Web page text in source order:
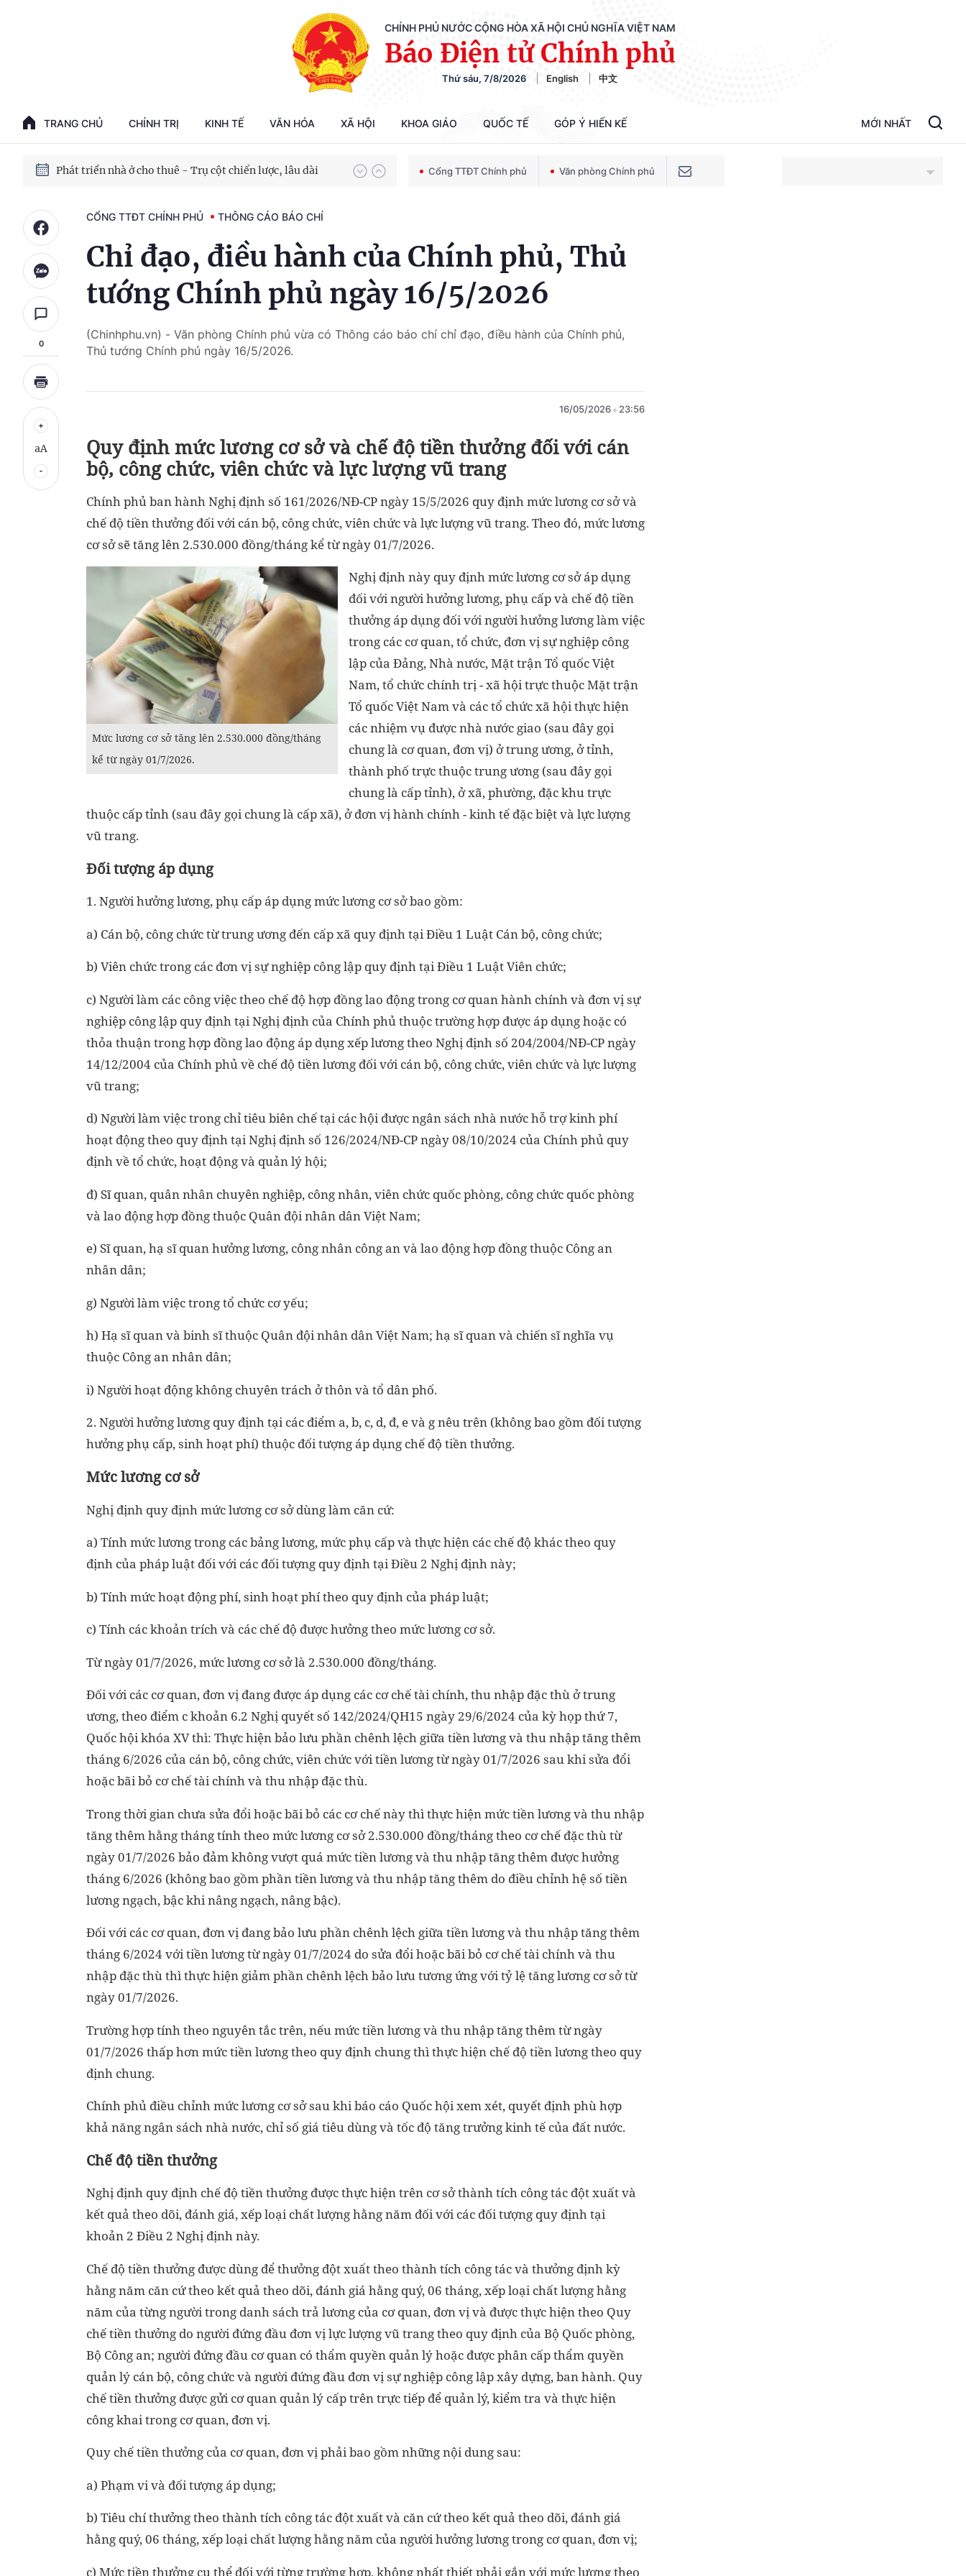
CHÍNH PHỦ NƯỚC CỘNG HÒA XÃ HỘI CHỦ NGHĨA VIỆT NAM
Báo Điện tử Chính phủ
Thứ sáu, 7/8/2026 English 中文
TRANG CHỦ CHÍNH TRỊ KINH TẾ VĂN HÓA XÃ HỘI KHOA GIÁO QUỐC TẾ GÓP Ý HIẾN KẾ MỚI NHẤT
Phát triển kinh tế nhà nước trong kỷ nguyên mới
Chiến dịch 500 ngày đêm tìm kiếm, quy tập và xác định danh tính hài cốt liệt sĩ
Bảo vệ nền tảng tư tưởng của Đảng trong kỷ nguyên phát triển mới
Phát triển nhà ở cho thuê - Trụ cột chiến lược, lâu dài Cổng TTĐT Chính phủ Văn phòng Chính phủ
0
aA
CỔNG TTĐT CHÍNH PHỦ THÔNG CÁO BÁO CHÍ
Chỉ đạo, điều hành của Chính phủ, Thủ
tướng Chính phủ ngày 16/5/2026
(Chinhphu.vn) - Văn phòng Chính phủ vừa có Thông cáo báo chí chỉ đạo, điều hành của Chính phủ,
Thủ tướng Chính phủ ngày 16/5/2026.
16/05/2026 23:56
Quy định mức lương cơ sở và chế độ tiền thưởng đối với cán
bộ, công chức, viên chức và lực lượng vũ trang
Chính phủ ban hành Nghị định số 161/2026/NĐ-CP ngày 15/5/2026 quy định mức lương cơ sở và
chế độ tiền thưởng đối với cán bộ, công chức, viên chức và lực lượng vũ trang. Theo đó, mức lương
cơ sở sẽ tăng lên 2.530.000 đồng/tháng kể từ ngày 01/7/2026.
Mức lương cơ sở tăng lên 2.530.000 đồng/tháng
kể từ ngày 01/7/2026.
Nghị định này quy định mức lương cơ sở áp dụng
đối với người hưởng lương, phụ cấp và chế độ tiền
thưởng áp dụng đối với người hưởng lương làm việc
trong các cơ quan, tổ chức, đơn vị sự nghiệp công
lập của Đảng, Nhà nước, Mặt trận Tổ quốc Việt
Nam, tổ chức chính trị - xã hội trực thuộc Mặt trận
Tổ quốc Việt Nam và các tổ chức xã hội thực hiện
các nhiệm vụ được nhà nước giao (sau đây gọi
chung là cơ quan, đơn vị) ở trung ương, ở tỉnh,
thành phố trực thuộc trung ương (sau đây gọi
chung là cấp tỉnh), ở xã, phường, đặc khu trực
thuộc cấp tỉnh (sau đây gọi chung là cấp xã), ở đơn vị hành chính - kinh tế đặc biệt và lực lượng
vũ trang.
Đối tượng áp dụng
1. Người hưởng lương, phụ cấp áp dụng mức lương cơ sở bao gồm:
a) Cán bộ, công chức từ trung ương đến cấp xã quy định tại Điều 1 Luật Cán bộ, công chức;
b) Viên chức trong các đơn vị sự nghiệp công lập quy định tại Điều 1 Luật Viên chức;
c) Người làm các công việc theo chế độ hợp đồng lao động trong cơ quan hành chính và đơn vị sự
nghiệp công lập quy định tại Nghị định của Chính phủ thuộc trường hợp được áp dụng hoặc có
thỏa thuận trong hợp đồng lao động áp dụng xếp lương theo Nghị định số 204/2004/NĐ-CP ngày
14/12/2004 của Chính phủ về chế độ tiền lương đối với cán bộ, công chức, viên chức và lực lượng
vũ trang;
d) Người làm việc trong chỉ tiêu biên chế tại các hội được ngân sách nhà nước hỗ trợ kinh phí
hoạt động theo quy định tại Nghị định số 126/2024/NĐ-CP ngày 08/10/2024 của Chính phủ quy
định về tổ chức, hoạt động và quản lý hội;
đ) Sĩ quan, quân nhân chuyên nghiệp, công nhân, viên chức quốc phòng, công chức quốc phòng
và lao động hợp đồng thuộc Quân đội nhân dân Việt Nam;
e) Sĩ quan, hạ sĩ quan hưởng lương, công nhân công an và lao động hợp đồng thuộc Công an
nhân dân;
g) Người làm việc trong tổ chức cơ yếu;
h) Hạ sĩ quan và binh sĩ thuộc Quân đội nhân dân Việt Nam; hạ sĩ quan và chiến sĩ nghĩa vụ
thuộc Công an nhân dân;
i) Người hoạt động không chuyên trách ở thôn và tổ dân phố.
2. Người hưởng lương quy định tại các điểm a, b, c, d, đ, e và g nêu trên (không bao gồm đối tượng
hưởng phụ cấp, sinh hoạt phí) thuộc đối tượng áp dụng chế độ tiền thưởng.
Mức lương cơ sở
Nghị định quy định mức lương cơ sở dùng làm căn cứ:
a) Tính mức lương trong các bảng lương, mức phụ cấp và thực hiện các chế độ khác theo quy
định của pháp luật đối với các đối tượng quy định tại Điều 2 Nghị định này;
b) Tính mức hoạt động phí, sinh hoạt phí theo quy định của pháp luật;
c) Tính các khoản trích và các chế độ được hưởng theo mức lương cơ sở.
Từ ngày 01/7/2026, mức lương cơ sở là 2.530.000 đồng/tháng.
Đối với các cơ quan, đơn vị đang được áp dụng các cơ chế tài chính, thu nhập đặc thù ở trung
ương, theo điểm c khoản 6.2 Nghị quyết số 142/2024/QH15 ngày 29/6/2024 của kỳ họp thứ 7,
Quốc hội khóa XV thì: Thực hiện bảo lưu phần chênh lệch giữa tiền lương và thu nhập tăng thêm
tháng 6/2026 của cán bộ, công chức, viên chức với tiền lương từ ngày 01/7/2026 sau khi sửa đổi
hoặc bãi bỏ cơ chế tài chính và thu nhập đặc thù.
Trong thời gian chưa sửa đổi hoặc bãi bỏ các cơ chế này thì thực hiện mức tiền lương và thu nhập
tăng thêm hằng tháng tính theo mức lương cơ sở 2.530.000 đồng/tháng theo cơ chế đặc thù từ
ngày 01/7/2026 bảo đảm không vượt quá mức tiền lương và thu nhập tăng thêm được hưởng
tháng 6/2026 (không bao gồm phần tiền lương và thu nhập tăng thêm do điều chỉnh hệ số tiền
lương ngạch, bậc khi nâng ngạch, nâng bậc).
Đối với các cơ quan, đơn vị đang bảo lưu phần chênh lệch giữa tiền lương và thu nhập tăng thêm
tháng 6/2024 với tiền lương từ ngày 01/7/2024 do sửa đổi hoặc bãi bỏ cơ chế tài chính và thu
nhập đặc thù thì thực hiện giảm phần chênh lệch bảo lưu tương ứng với tỷ lệ tăng lương cơ sở từ
ngày 01/7/2026.
Trường hợp tính theo nguyên tắc trên, nếu mức tiền lương và thu nhập tăng thêm từ ngày
01/7/2026 thấp hơn mức tiền lương theo quy định chung thì thực hiện chế độ tiền lương theo quy
định chung.
Chính phủ điều chỉnh mức lương cơ sở sau khi báo cáo Quốc hội xem xét, quyết định phù hợp
khả năng ngân sách nhà nước, chỉ số giá tiêu dùng và tốc độ tăng trưởng kinh tế của đất nước.
Chế độ tiền thưởng
Nghị định quy định chế độ tiền thưởng được thực hiện trên cơ sở thành tích công tác đột xuất và
kết quả theo dõi, đánh giá, xếp loại chất lượng hằng năm đối với các đối tượng quy định tại
khoản 2 Điều 2 Nghị định này.
Chế độ tiền thưởng được dùng để thưởng đột xuất theo thành tích công tác và thưởng định kỳ
hằng năm căn cứ theo kết quả theo dõi, đánh giá hằng quý, 06 tháng, xếp loại chất lượng hằng
năm của từng người trong danh sách trả lương của cơ quan, đơn vị và được thực hiện theo Quy
chế tiền thưởng do người đứng đầu đơn vị lực lượng vũ trang theo quy định của Bộ Quốc phòng,
Bộ Công an; người đứng đầu cơ quan có thẩm quyền quản lý hoặc được phân cấp thẩm quyền
quản lý cán bộ, công chức và người đứng đầu đơn vị sự nghiệp công lập xây dựng, ban hành. Quy
chế tiền thưởng được gửi cơ quan quản lý cấp trên trực tiếp để quản lý, kiểm tra và thực hiện
công khai trong cơ quan, đơn vị.
Quy chế tiền thưởng của cơ quan, đơn vị phải bao gồm những nội dung sau:
a) Phạm vi và đối tượng áp dụng;
b) Tiêu chí thưởng theo thành tích công tác đột xuất và căn cứ theo kết quả theo dõi, đánh giá
hằng quý, 06 tháng, xếp loại chất lượng hằng năm của người hưởng lương trong cơ quan, đơn vị;
c) Mức tiền thưởng cụ thể đối với từng trường hợp, không nhất thiết phải gắn với mức lương theo